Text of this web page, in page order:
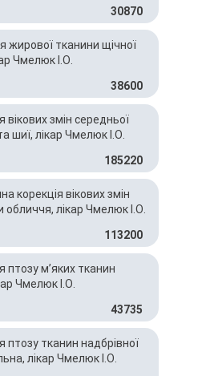
30870
жирової тканини щічної
Чмелюк І.О.
38600
вікових змін середньої
шиї, лікар Чмелюк І.О.
185220
корекція вікових змін
обличчя, лікар Чмелюк І.О.
113200
птозу м’яких тканин
Чмелюк І.О.
43735
птозу тканин надбрівної
лікар Чмелюк І.О.